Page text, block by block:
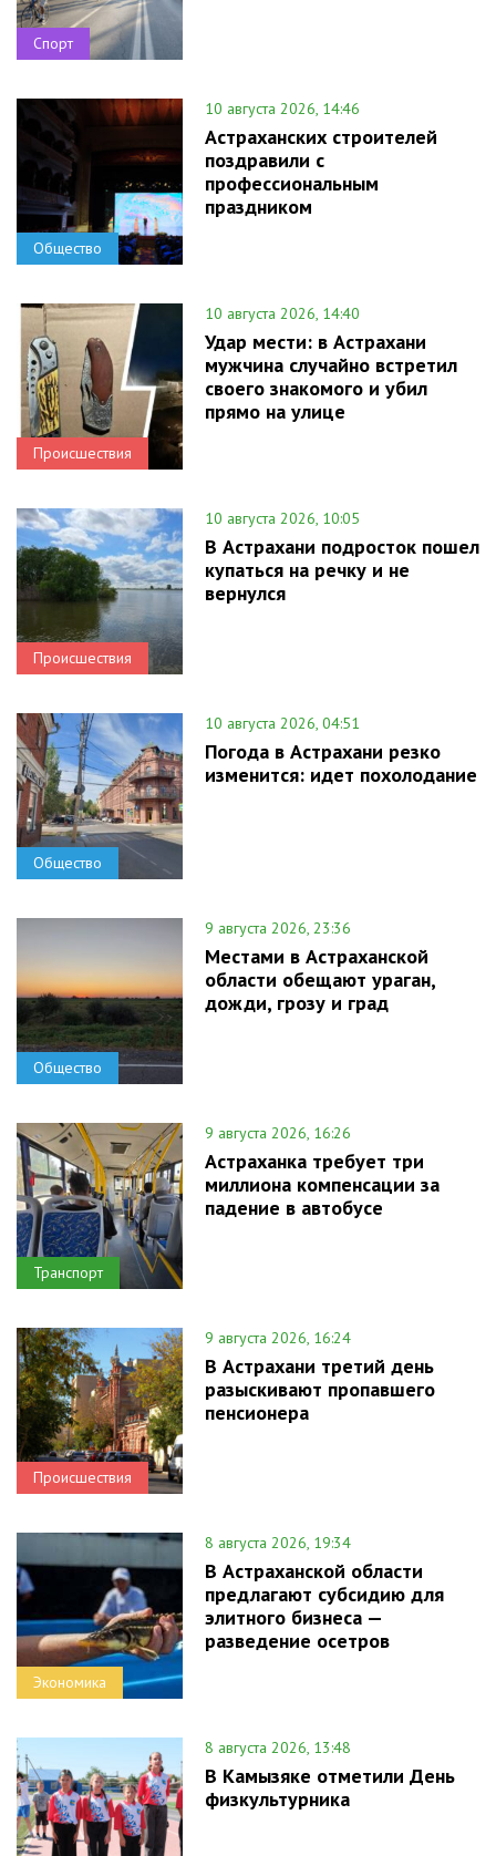
Спорт
Общество
10 августа 2026, 14:46
Астраханских строителей
поздравили с
профессиональным
праздником
Происшествия
10 августа 2026, 14:40
Удар мести: в Астрахани
мужчина случайно встретил
своего знакомого и убил
прямо на улице
Происшествия
10 августа 2026, 10:05
В Астрахани подросток пошел
купаться на речку и не
вернулся
Общество
10 августа 2026, 04:51
Погода в Астрахани резко
изменится: идет похолодание
Общество
9 августа 2026, 23:36
Местами в Астраханской
области обещают ураган,
дожди, грозу и град
Транспорт
9 августа 2026, 16:26
Астраханка требует три
миллиона компенсации за
падение в автобусе
Происшествия
9 августа 2026, 16:24
В Астрахани третий день
разыскивают пропавшего
пенсионера
Экономика
8 августа 2026, 19:34
В Астраханской области
предлагают субсидию для
элитного бизнеса —
разведение осетров
8 августа 2026, 13:48
В Камызяке отметили День
физкультурника